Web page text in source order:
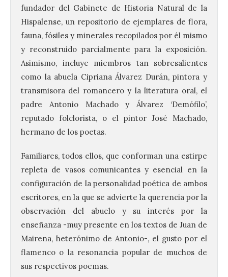
fundador del Gabinete de Historia Natural de la
Hispalense, un repositorio de ejemplares de flora,
fauna, fósiles y minerales recopilados por él mismo
y reconstruido parcialmente para la exposición.
Asimismo, incluye miembros tan sobresalientes
como la abuela Cipriana Álvarez Durán, pintora y
transmisora del romancero y la literatura oral, el
padre Antonio Machado y Álvarez ‘Demófilo’,
reputado folclorista, o el pintor José Machado,
hermano de los poetas.
Familiares, todos ellos, que conforman una estirpe
repleta de vasos comunicantes y esencial en la
configuración de la personalidad poética de ambos
escritores, en la que se advierte la querencia por la
observación del abuelo y su interés por la
enseñanza -muy presente en los textos de Juan de
Mairena, heterónimo de Antonio-, el gusto por el
flamenco o la resonancia popular de muchos de
sus respectivos poemas.